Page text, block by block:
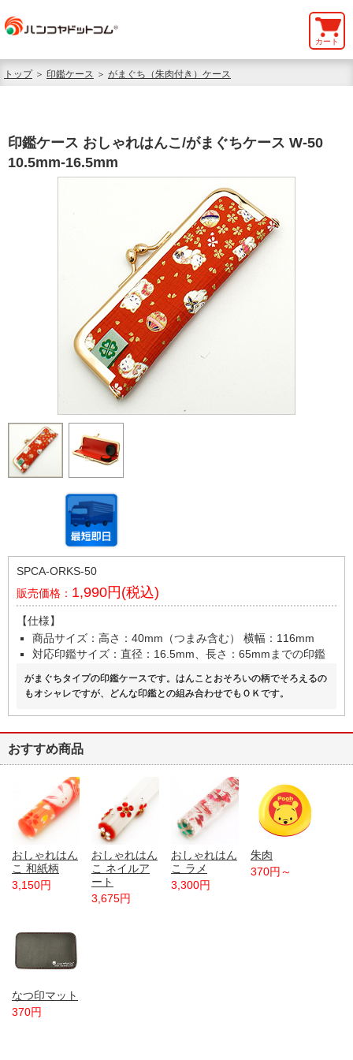
カート
トップ＞ 印鑑ケース ＞ がまぐち（朱肉付き）ケース
印鑑ケース おしゃれはんこ/がまぐちケース W-50
10.5mm-16.5mm
SPCA-ORKS-50
販売価格： 1,990円(税込)
【仕様】
商品サイズ：高さ：40mm（つまみ含む） 横幅：116mm
対応印鑑サイズ：直径：16.5mm、長さ：65mmまでの印鑑
がまぐちタイプの印鑑ケースです。はんことおそろいの柄でそろえるの
もオシャレですが、どんな印鑑との組み合わせでもＯＫです。
おすすめ商品
おしゃれはん
こ 和紙柄
3,150円
おしゃれはん
こ ネイルア
ート
3,675円
おしゃれはん
こ ラメ
3,300円
朱肉
370円～
なつ印マット
370円